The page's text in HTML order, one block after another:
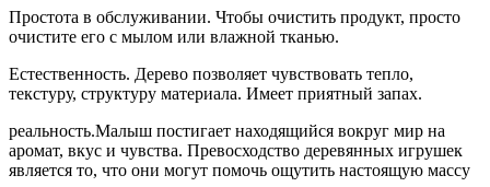
Простота в обслуживании. Чтобы очистить продукт, просто
очистите его с мылом или влажной тканью.
Естественность. Дерево позволяет чувствовать тепло,
текстуру, структуру материала. Имеет приятный запах.
реальность.Малыш постигает находящийся вокруг мир на
аромат, вкус и чувства. Превосходство деревянных игрушек
является то, что они могут помочь ощутить настоящую массу